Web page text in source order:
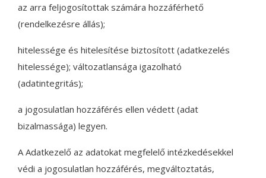
az arra feljogosítottak számára hozzáférhető
(rendelkezésre állás);
hitelessége és hitelesítése biztosított (adatkezelés
hitelessége); változatlansága igazolható
(adatintegritás);
a jogosulatlan hozzáférés ellen védett (adat
bizalmassága) legyen.
A Adatkezelő az adatokat megfelelő intézkedésekkel
védi a jogosulatlan hozzáférés, megváltoztatás,